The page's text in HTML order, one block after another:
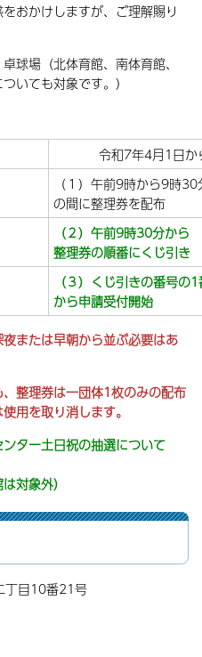
おかけしますが、ご理解賜り
球場（北体育館、南体育館、
いても対象です。）
令和7年4月1日か
（１）午前9時から9時30
の間に整理券を配布
（２）午前9時30分から
整理券の順番にくじ引き
（３）くじ引きの番号の
から申請受付開始
または早朝から並ぶ必要はあ
整理券は一団体1枚のみの配布
用を取り消します。
ター土日祝の抽選について
対象外）
丁目10番21号